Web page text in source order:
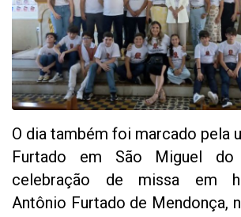
O dia também foi marcado pela
Furtado em São Miguel do
celebração de missa em
Antônio Furtado de Mendonça,